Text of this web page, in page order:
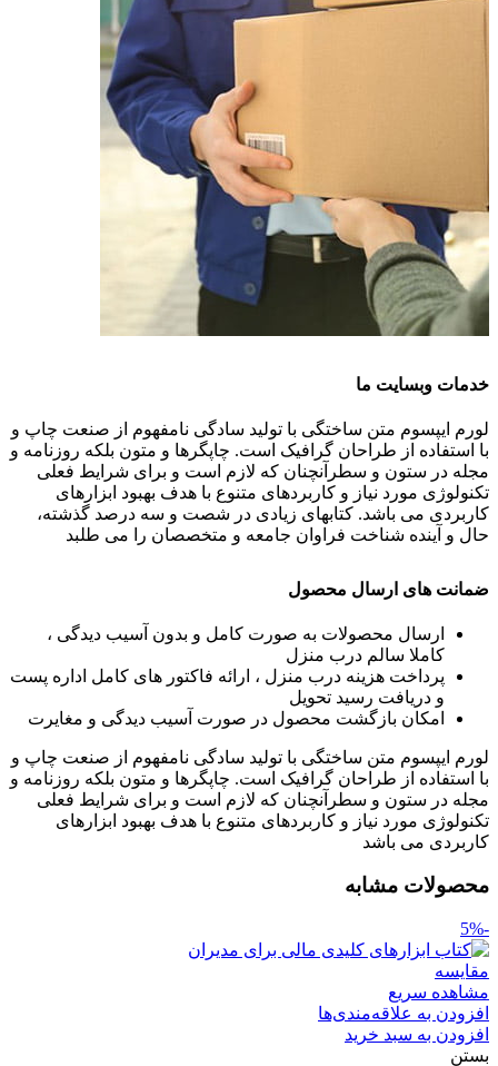
خدمات وبسایت ما
لورم ایپسوم متن ساختگی با تولید سادگی نامفهوم از صنعت چاپ و
با استفاده از طراحان گرافیک است. چاپگرها و متون بلکه روزنامه و
مجله در ستون و سطرآنچنان که لازم است و برای شرایط فعلی
تکنولوژی مورد نیاز و کاربردهای متنوع با هدف بهبود ابزارهای
کاربردی می باشد. کتابهای زیادی در شصت و سه درصد گذشته،
حال و آینده شناخت فراوان جامعه و متخصصان را می طلبد
ضمانت های ارسال محصول
ارسال محصولات به صورت کامل و بدون آسیب دیدگی ،
کاملا سالم درب منزل
پرداخت هزینه درب منزل ، ارائه فاکتور های کامل اداره پست
و دریافت رسید تحویل
امکان بازگشت محصول در صورت آسیب دیدگی و مغایرت
لورم ایپسوم متن ساختگی با تولید سادگی نامفهوم از صنعت چاپ و
با استفاده از طراحان گرافیک است. چاپگرها و متون بلکه روزنامه و
مجله در ستون و سطرآنچنان که لازم است و برای شرایط فعلی
تکنولوژی مورد نیاز و کاربردهای متنوع با هدف بهبود ابزارهای
کاربردی می باشد
محصولات مشابه
-5%
مقایسه
مشاهده سریع
افزودن به علاقه‌مندی‌ها
افزودن به سبد خرید
بستن